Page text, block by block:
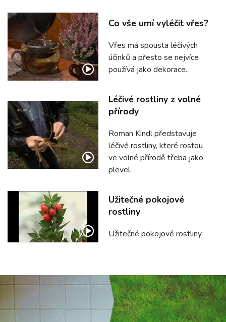
Co vše umí vyléčit vřes?
Vřes má spousta léčivých
účinků a přesto se nejvíce
používá jako dekorace.
Léčivé rostliny z volné
přírody
Roman Kindl představuje
léčivé rostliny, které rostou
ve volné přírodě třeba jako
plevel.
Užitečné pokojové
rostliny
Užitečné pokojové rostliny